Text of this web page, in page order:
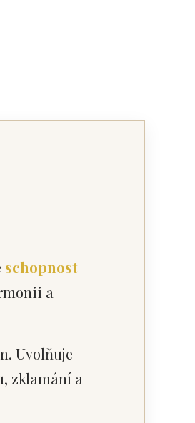
schopnost
a
Uvolňuje
zklamání a